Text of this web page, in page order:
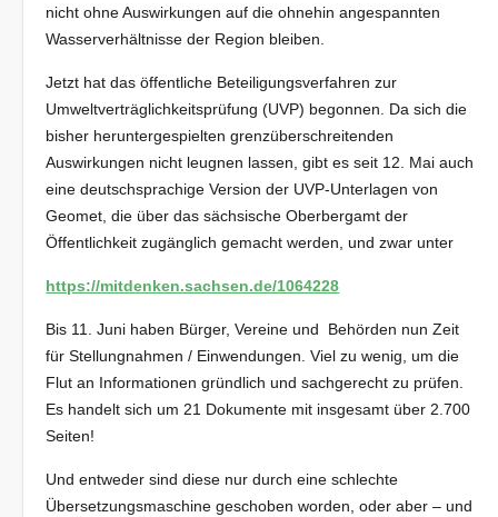
nicht ohne Auswirkungen auf die ohnehin angespannten
Wasserverhältnisse der Region bleiben.
Jetzt hat das öffentliche Beteiligungsverfahren zur
Umweltverträglichkeitsprüfung (UVP) begonnen. Da sich die
bisher heruntergespielten grenzüberschreitenden
Auswirkungen nicht leugnen lassen, gibt es seit 12. Mai auch
eine deutschsprachige Version der UVP-Unterlagen von
Geomet, die über das sächsische Oberbergamt der
Öffentlichkeit zugänglich gemacht werden, und zwar unter
https://mitdenken.sachsen.de/1064228
Bis 11. Juni haben Bürger, Vereine und Behörden nun Zeit
für Stellungnahmen / Einwendungen. Viel zu wenig, um die
Flut an Informationen gründlich und sachgerecht zu prüfen.
Es handelt sich um 21 Dokumente mit insgesamt über 2.700
Seiten!
Und entweder sind diese nur durch eine schlechte
Übersetzungsmaschine geschoben worden, oder aber – und